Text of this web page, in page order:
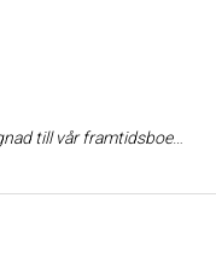
Proffsig och hör av sig i tid. Prisvärt!!